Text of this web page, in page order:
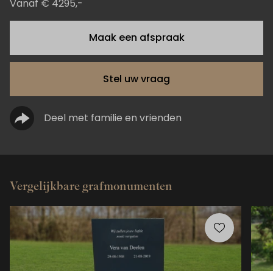
Vanaf € 4295,-
Maak een afspraak
Stel uw vraag
Deel met familie en vrienden
Vergelijkbare grafmonumenten